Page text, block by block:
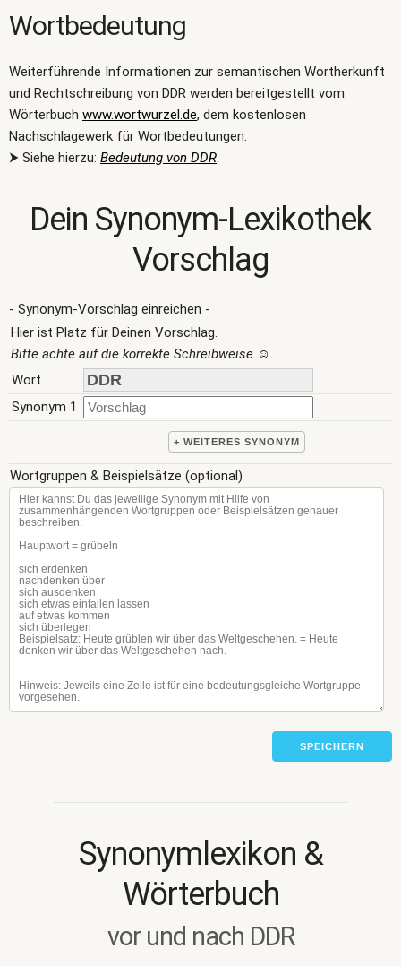
Wortbedeutung
Weiterführende Informationen zur semantischen Wortherkunft
und Rechtschreibung von DDR werden bereitgestellt vom
Wörterbuch www.wortwurzel.de, dem kostenlosen
Nachschlagewerk für Wortbedeutungen.
⮞ Siehe hierzu: Bedeutung von DDR.
Dein Synonym-Lexikothek
Vorschlag
- Synonym-Vorschlag einreichen -
Hier ist Platz für Deinen Vorschlag.
Bitte achte auf die korrekte Schreibweise ☺
Wort
Synonym 1
+ WEITERES SYNONYM
Wortgruppen & Beispielsätze (optional)
SPEICHERN
Synonymlexikon &
Wörterbuch
vor und nach DDR